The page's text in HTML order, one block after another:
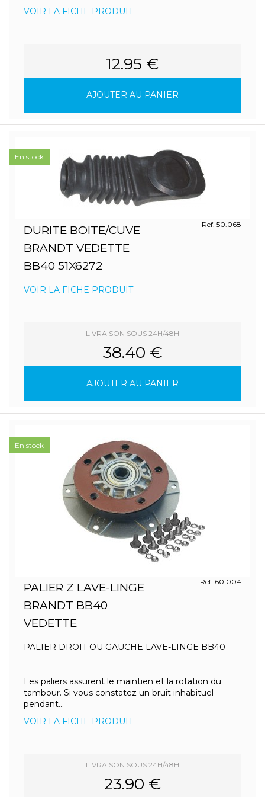
VOIR LA FICHE PRODUIT
12.95 €
AJOUTER AU PANIER
DURITE BOITE/CUVE
BRANDT VEDETTE
BB40 51X6272
Ref. 50.068
VOIR LA FICHE PRODUIT
LIVRAISON SOUS 24H/48H
38.40 €
AJOUTER AU PANIER
En stock
PALIER Z LAVE-LINGE
BRANDT BB40
VEDETTE
Ref. 60.004
PALIER DROIT OU GAUCHE LAVE-LINGE BB40
Les paliers assurent le maintien et la rotation du
tambour. Si vous constatez un bruit inhabituel
pendant...
VOIR LA FICHE PRODUIT
LIVRAISON SOUS 24H/48H
23.90 €
En stock